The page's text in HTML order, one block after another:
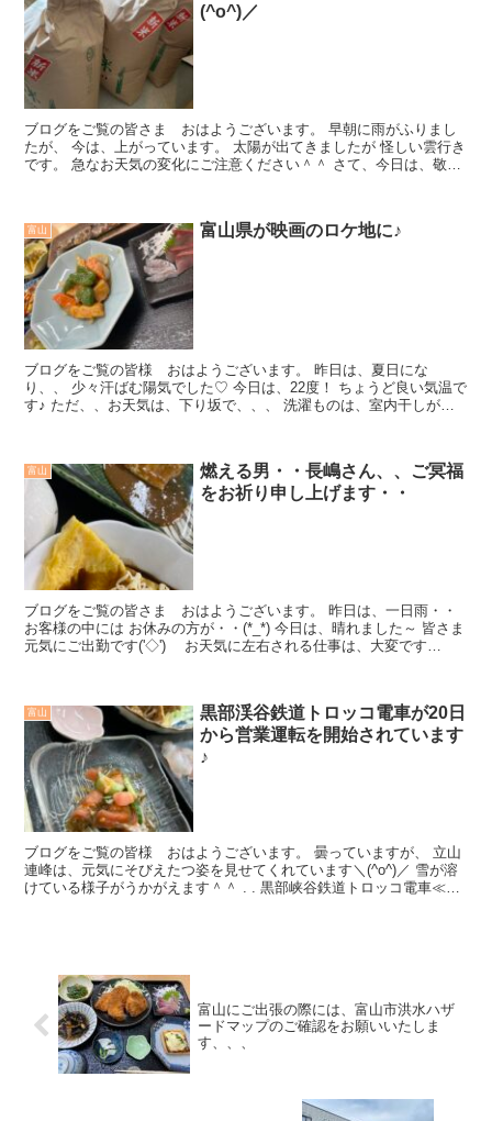
(^o^)／
ブログをご覧の皆さま おはようございます。 早朝に雨がふりまし
たが、 今は、上がっています。 太陽が出てきましたが 怪しい雲行き
です。 急なお天気の変化にご注意ください＾＾ さて、今日は、敬
富山 富山県が映画のロケ地に♪
ブログをご覧の皆様 おはようございます。 昨日は、夏日にな
り、、 少々汗ばむ陽気でした♡ 今日は、22度！ ちょうど良い気温で
す♪ ただ、、お天気は、下り坂で、、、 洗濯ものは、室内干しがよ
富山
燃える男・・長嶋さん、、ご冥福
をお祈り申し上げます・・
ブログをご覧の皆さま おはようございます。 昨日は、一日雨・・
お客様の中には お休みの方が・・(*_*) 今日は、晴れました～ 皆さま
元気にご出勤です('◇')ゞ お天気に左右される仕事は、大変です
富山
黒部渓谷鉄道トロッコ電車が20日
から営業運転を開始されています
♪
ブログをご覧の皆様 おはようございます。 曇っていますが、 立山
連峰は、元気にそびえたつ姿を見せてくれています＼(^o^)／ 雪が溶
けている様子がうかがえます＾＾ . . 黒部峡谷鉄道トロッコ電車≪
富山にご出張の際には、富山市洪水ハザ
ードマップのご確認をお願いいたしま
す、、、